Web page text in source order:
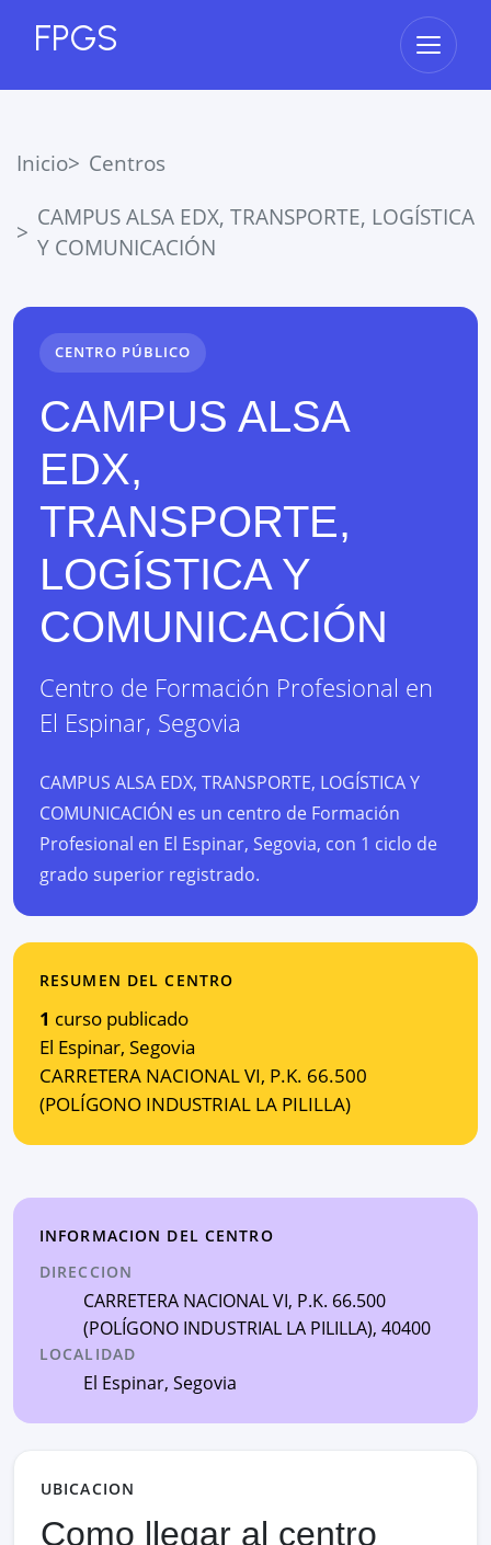
FPGS Abrir
Inicio
Centros
CAMPUS ALSA EDX, TRANSPORTE, LOGÍSTICA
Y COMUNICACIÓN
CENTRO PÚBLICO
CAMPUS ALSA
EDX,
TRANSPORTE,
LOGÍSTICA Y
COMUNICACIÓN
Centro de Formación Profesional en
El Espinar, Segovia
CAMPUS ALSA EDX, TRANSPORTE, LOGÍSTICA Y
COMUNICACIÓN es un centro de Formación
Profesional en El Espinar, Segovia, con 1 ciclo de
grado superior registrado.
RESUMEN DEL CENTRO
1 curso publicado
El Espinar, Segovia
CARRETERA NACIONAL VI, P.K. 66.500
(POLÍGONO INDUSTRIAL LA PILILLA)
INFORMACION DEL CENTRO
DIRECCION
CARRETERA NACIONAL VI, P.K. 66.500
(POLÍGONO INDUSTRIAL LA PILILLA), 40400
LOCALIDAD
El Espinar, Segovia
UBICACION
Como llegar al centro